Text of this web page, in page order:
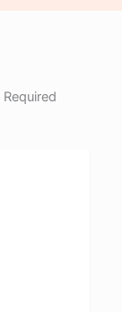
Required